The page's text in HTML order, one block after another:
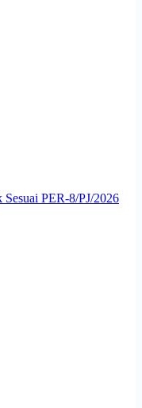
PER-8/PJ/2026